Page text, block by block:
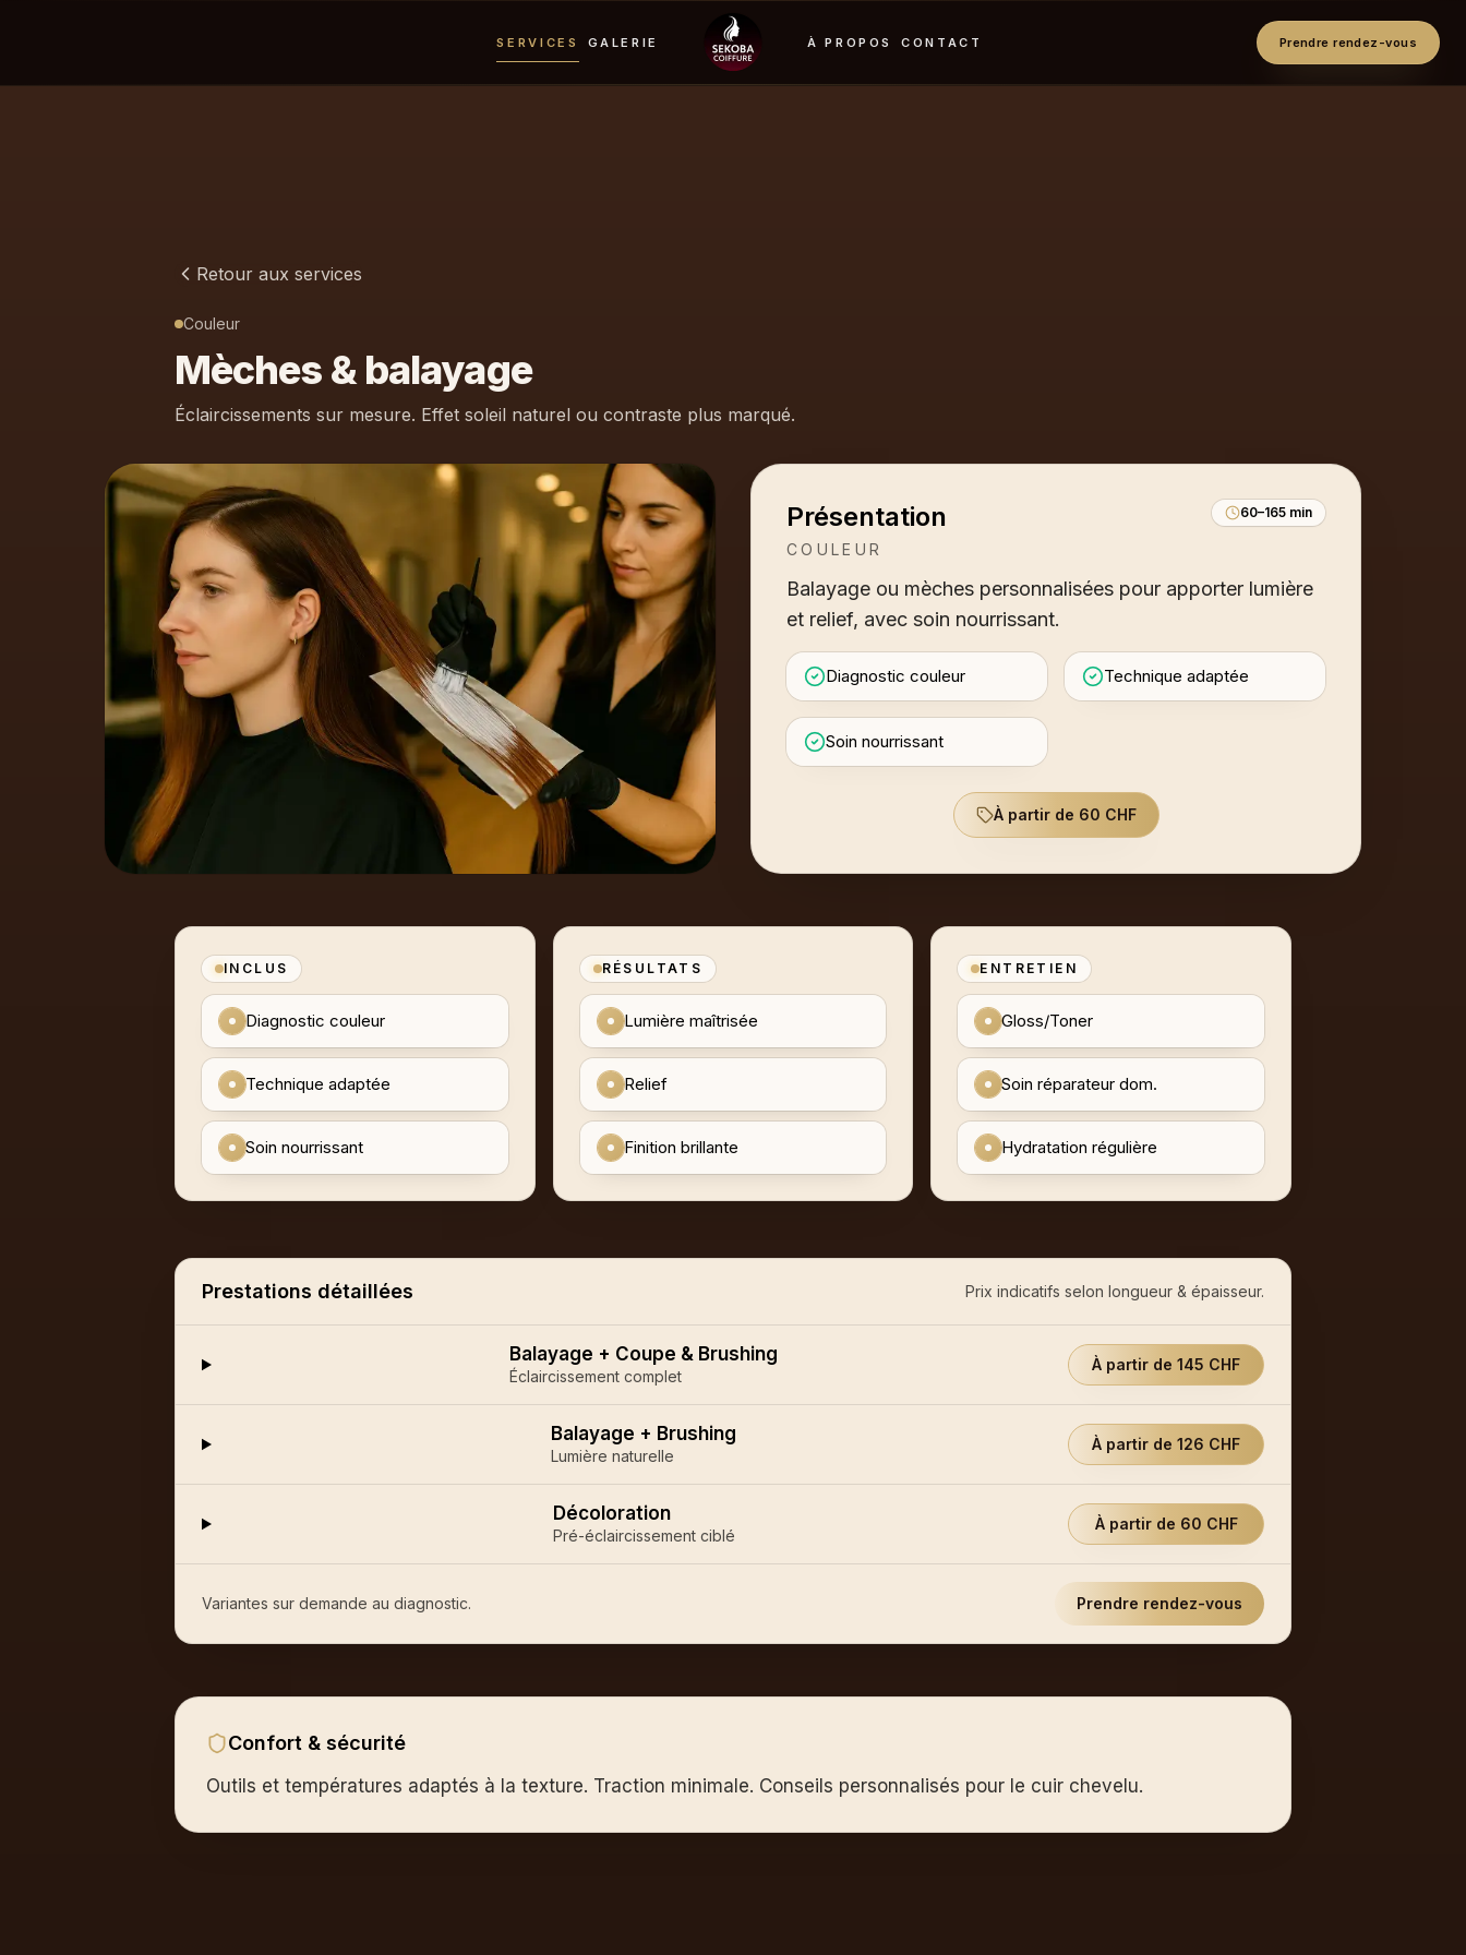
SERVICES GALERIE À PROPOS CONTACT Prendre rendez-vous
Retour aux services
Couleur
Mèches & balayage
Éclaircissements sur mesure. Effet soleil naturel ou contraste plus marqué.
Présentation
COULEUR
60–165 min
Balayage ou mèches personnalisées pour apporter lumière
et relief, avec soin nourrissant.
Diagnostic couleur Technique adaptée
Soin nourrissant
À partir de 60 CHF
INCLUS
Diagnostic couleur
Technique adaptée
Soin nourrissant
RÉSULTATS
Lumière maîtrisée
Relief
Finition brillante
ENTRETIEN
Gloss/Toner
Soin réparateur dom.
Hydratation régulière
Prestations détaillées Prix indicatifs selon longueur & épaisseur.
Balayage + Coupe & Brushing
Éclaircissement complet
À partir de 145 CHF
Balayage + Brushing
Lumière naturelle
À partir de 126 CHF
Décoloration
Pré-éclaircissement ciblé
À partir de 60 CHF
Variantes sur demande au diagnostic. Prendre rendez-vous
Confort & sécurité
Outils et températures adaptés à la texture. Traction minimale. Conseils personnalisés pour le cuir chevelu.